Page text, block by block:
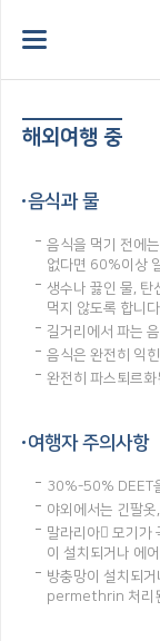
해외여행 중
음식과 물
음식을 먹기 전에
없다면 60%이상
생수나 끓인 물, 탄
먹지 않도록 합니다.
길거리에서 파는
음식은 완전히 익
완전히 파스퇴르화
여행자 주의사항
30%-50% DEET
야외에서는 긴팔옷
말라리아 모기가
이 설치되거나 에
방충망이 설치되
permethrin 처리